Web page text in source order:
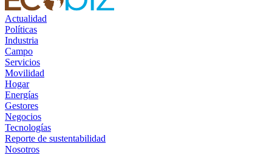
Actualidad
Políticas
Industria
Campo
Servicios
Movilidad
Hogar
Energías
Gestores
Negocios
Tecnologías
Reporte de sustentabilidad
Nosotros